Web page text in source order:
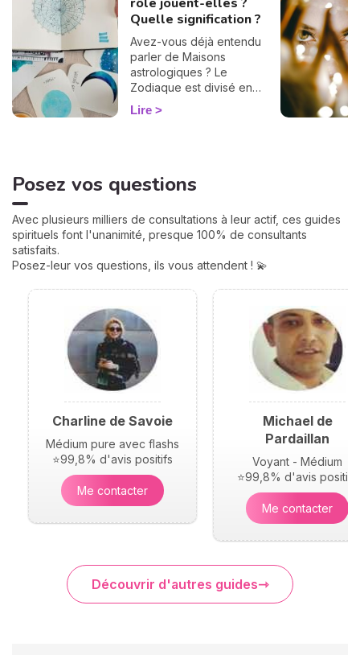
Quelle signification ?
Avez-vous déjà entendu
parler de Maisons
astrologiques ? Le
Zodiaque est divisé en
douze Maisons et chacune
correspond à une sphère
naissance, elles jouent un
rôle très important pour
personnalité et votre avenir.
Voici leurs significations !
Lire
Posez vos questions
Avec plusieurs milliers de consultations à leur actif, ces guides
spirituels font l'unanimité, presque 100% de consultants
satisfaits.
Posez-leur vos questions, ils vous attendent ! 💫
Charline de Savoie
Médium pure avec flashs
⭐99,8% d'avis positifs
Me contacter
Michael de
Pardaillan
Voyant - Médium
⭐99,8% d'avis positifs
Me contacter
Découvrir d'autres guides